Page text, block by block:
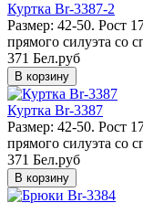
Куртка Br-3387-2
Размер: 42-50. Рост
прямого силуэта со
371 Бел.руб
Куртка Br-3387
Размер: 42-50. Рост
прямого силуэта со
371 Бел.руб